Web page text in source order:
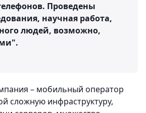
Проведены
научная работа,
людей, возможно,
– мобильный оператор
сложную инфраструктуру,